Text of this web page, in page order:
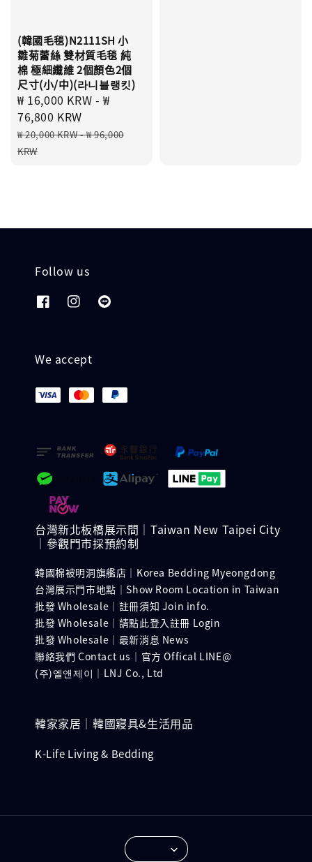
(韓國毛毯)N2111SH 小
雛菊蕾絲 雙材質毛毯 純
棉 極細纖維 2個顏色2個
尺寸(小/中)(라니블랭킷)
Sale
price
₩ 16,000 KRW -₩
76,800 KRW
Regular
price
₩ 20,000 KRW-₩ 96,000
KRW
Follow us
We accept
台灣新北板橋展示間｜Taiwan New Taipei City
｜參觀門市採預約制
韓國棉被明洞旗艦店｜Korea Bedding Myeongdong
台灣展示門市地點｜Show Room Location in Taiwan
批發 Wholesale｜註冊須知 Join info.
批發 Wholesale｜請點此登入註冊 Login
批發 Wholesale｜最新消息 News
聯絡我們 Contact us｜官方 Offical LINE@
(주)엘앤제이｜LNJ Co., Ltd
韓家家居｜韓國寢具&生活用品
K-Life Living & Bedding